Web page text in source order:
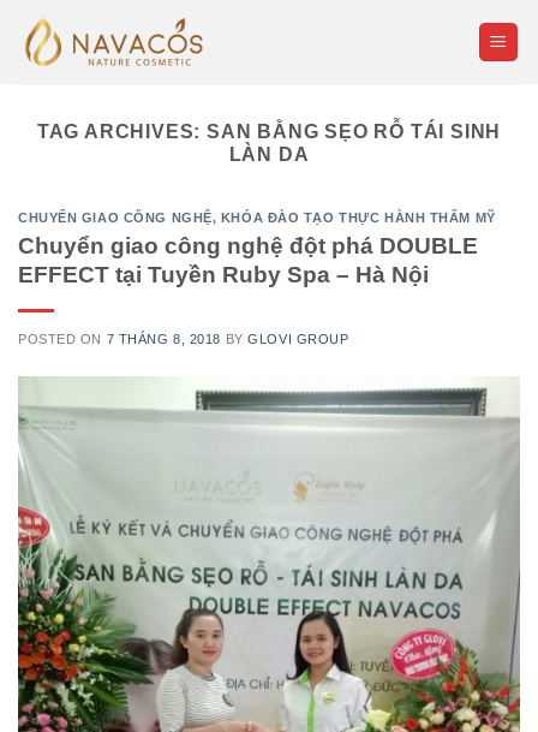
TAG ARCHIVES: SAN BẰNG SẸO RỖ TÁI SINH
LÀN DA
CHUYỂN GIAO CÔNG NGHỆ, KHÓA ĐÀO TẠO THỰC HÀNH THẨM MỸ
Chuyển giao công nghệ đột phá DOUBLE
EFFECT tại Tuyền Ruby Spa – Hà Nội
POSTED ON 7 THÁNG 8, 2018 BYGLOVI GROUP